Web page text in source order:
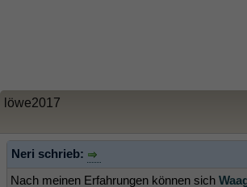
löwe2017
Neri schrieb:
Nach meinen Erfahrungen können sich